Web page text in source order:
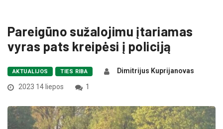
Pareigūno sužalojimu įtariamas
vyras pats kreipėsi į policiją
AKTUALIJOS TIES RIBA
Dimitrijus Kuprijanovas
2023 14 liepos
1